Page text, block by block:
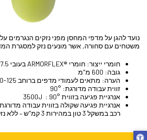
נועד להגן על מדפי המחסן מפני נזקים הנגרמים על
משטחים עם סחורה, אשר מונעים נזק למסגרת
חומרי ייצור: חומרי ®ARMORFLEX בעובי 7.5 מ"מ
גובה: ‎600 מ"מ
הערה: מתאים לעמודי מדפים ברוחב ‎90-125 מ"מ
זווית עבודה מדורגת: ‎90°
אנרגיית פגיעה בזווית 90° : ‎3500J
אנרגיית פגיעה שקולה בזווית עבודה
רכב במשקל ‎3 טון במהירות 3 קמ"ש – ללא נזק